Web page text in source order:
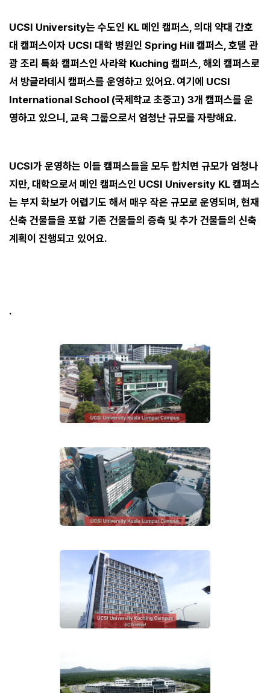
UCSI University는 수도인 KL 메인 캠퍼스, 의대 약대 간호
대 캠퍼스이자 UCSI 대학 병원인 Spring Hill 캠퍼스, 호텔 관
광 조리 특화 캠퍼스인 사라왁 Kuching 캠퍼스, 해외 캠퍼스로
서 방글라데시 캠퍼스를 운영하고 있어요. 여기에 UCSI
International School (국제학교 초중고) 3개 캠퍼스를 운
영하고 있으니, 교육 그룹으로서 엄청난 규모를 자랑해요.
UCSI가 운영하는 이들 캠퍼스들을 모두 합치면 규모가 엄청나
지만, 대학으로서 메인 캠퍼스인 UCSI University KL 캠퍼스
는 부지 확보가 어렵기도 해서 매우 작은 규모로 운영되며, 현재
신축 건물들을 포함 기존 건물들의 증측 및 추가 건물들의 신축
계획이 진행되고 있어요.
.